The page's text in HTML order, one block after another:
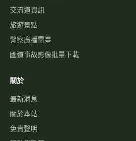
交流道資訊
旅遊景點
警察廣播電臺
國道事故影像批量下載
關於
最新消息
關於本站
免責聲明